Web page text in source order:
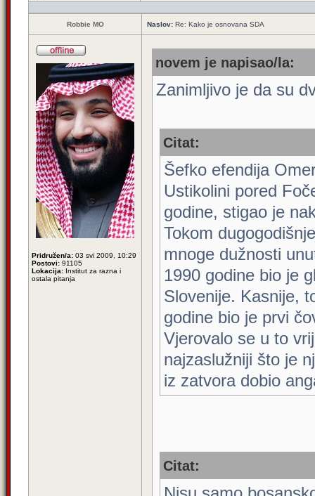
Robbie MO Naslov: Re: Kako je osnovana SDA
Pridružen/a: 03 svi 2009, 10:29
Postovi: 91105
Lokacija: Institut za razna i
ostala pitanja
novem je napisao/la:
Zanimljivo je da su
Citat:
Šefko efendija
Ustikolini pored
godine, stigao je
Tokom
mnoge dužnosti
1990 godine bio je
Slovenije. Kasnije,
godine bio je prvi
Vjerovalo se u to
najzaslužniji što je
iz zatvora dobio
Citat: